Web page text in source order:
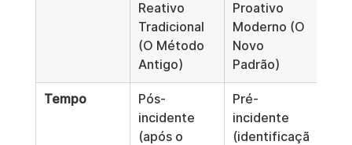
Reativo
Tradicional
(O Método
Antigo)
Proativo
Moderno (O
Novo
Padrão)
Tempo
Pós-
incidente
(após o
Pré-
incidente
(identificaçã